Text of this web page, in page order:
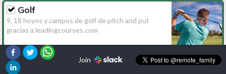
Golf
9, 18 hoyos y campos de golf de pitch and put
gracias a leadingcourses.com
Senderismo
Join